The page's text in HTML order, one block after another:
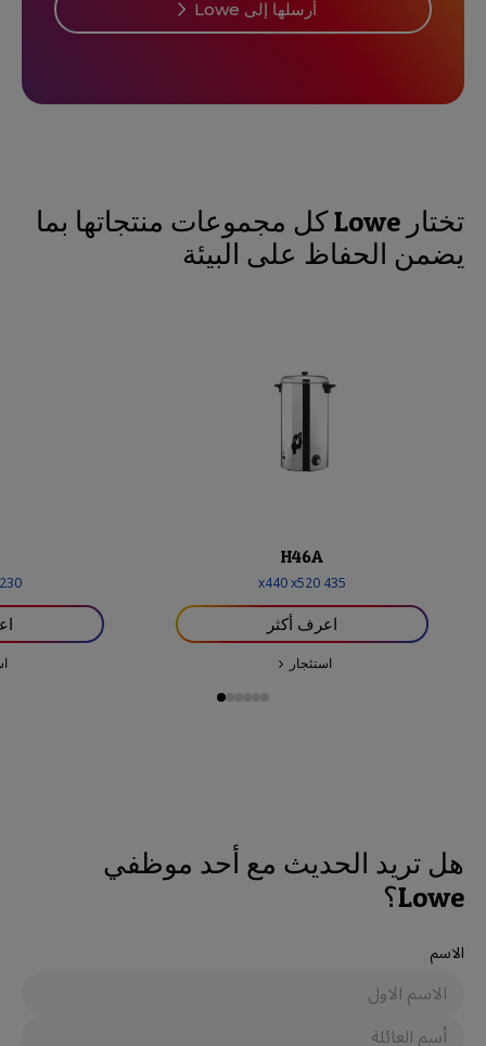
أرسلها إلى Lowe
تختار Lowe كل مجموعات منتجاتها بما
يضمن الحفاظ على البيئة
H46A
435
440x520
اعرف أكثر
استئجار
230
هل تريد الحديث مع أحد موظفي
Lowe؟
الاسم